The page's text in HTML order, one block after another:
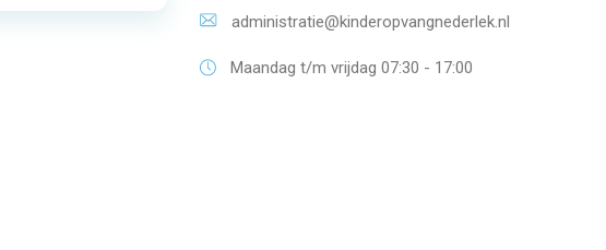
administratie@kinderopvangnederlek.nl
Maandag t/m vrijdag 07:30 - 17:00